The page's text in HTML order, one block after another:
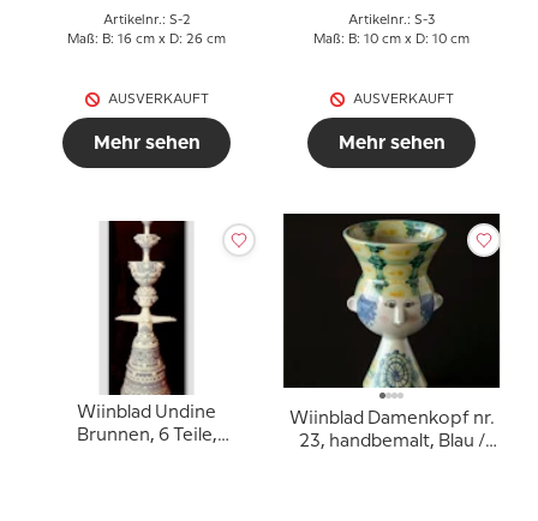
Artikelnr.: S-2
Maß: B: 16 cm x D: 26 cm
AUSVERKAUFT
Mehr sehen
Artikelnr.: S-3
Maß: B: 10 cm x D: 10 cm
AUSVERKAUFT
Mehr sehen
Wiinblad Undine
Brunnen, 6 Teile,
Wiinblad Damenkopf nr.
23, handbemalt, Blau /